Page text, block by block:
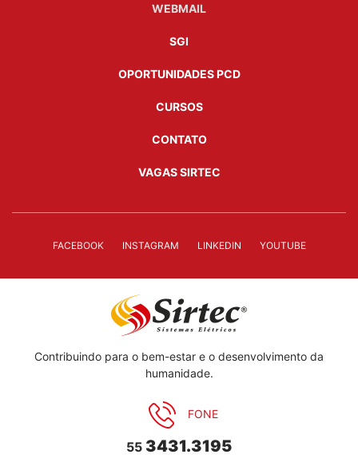
WEBMAIL
SGI
OPORTUNIDADES PCD
CURSOS
CONTATO
VAGAS SIRTEC
FACEBOOK INSTAGRAM LINKEDIN YOUTUBE
Contribuindo para o bem-estar e o desenvolvimento da
humanidade.
FONE
55 3431.3195